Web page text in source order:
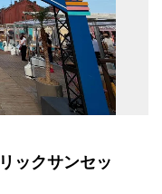
ックサンセッ